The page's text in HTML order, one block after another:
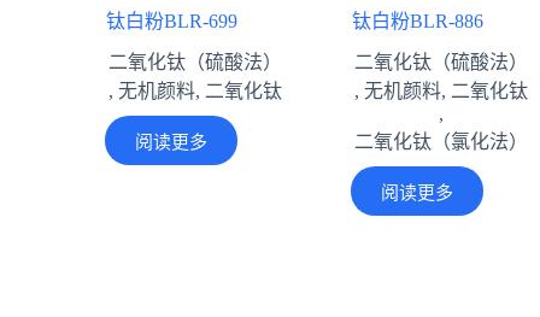
钛白粉BLR-699
二氧化钛（硫酸法）
, 无机颜料, 二氧化钛
阅读更多
钛白粉BLR-886
二氧化钛（硫酸法）
, 无机颜料, 二氧化钛
,
二氧化钛（氯化法）
阅读更多